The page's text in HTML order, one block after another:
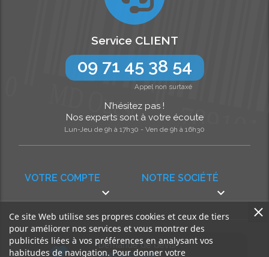
NOTRE SOCIÉTÉ

VOTRE COMPTE

Service CLIENT
09 71 45 38 54
Appel non surtaxé
N’hésitez pas !
Nos experts sont à votre écoute
Lun-Jeu de 9h à 17h30 - Ven de 9h à 16h30
Demande de devis
Ce site Web utilise ses propres cookies et ceux de tiers
pour améliorer nos services et vous montrer des
publicités liées à vos préférences en analysant vos
habitudes de navigation. Pour donner votre